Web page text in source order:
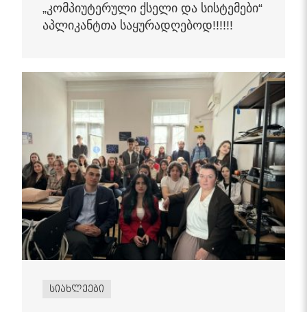
„კომპიუტერული ქსელი და სისტემები“
აპლიკანტთა საყურადღებოდ!!!!!!
სიახლეები